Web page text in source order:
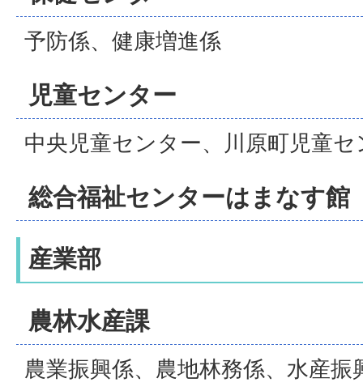
予防係、健康増進係
児童センター
中央児童センター、川原町児童セ
総合福祉センターはまなす館
産業部
農林水産課
農業振興係、農地林務係、水産振